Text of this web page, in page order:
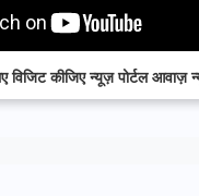
विजिट कीजिए न्यूज़ पोर्टल आवाज़